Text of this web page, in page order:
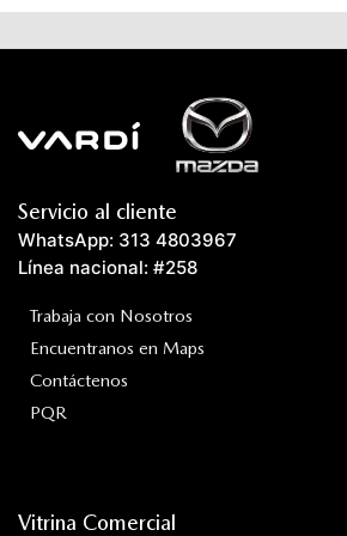
Servicio al cliente
WhatsApp: 313 4803967
Línea nacional: #258
Trabaja con Nosotros
Encuentranos en Maps
Contáctenos
PQR
Vitrina Comercial